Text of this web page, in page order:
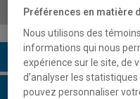
Description du cours
Horaire - Été 2026
Préférences en matière
Nous utilisons des
informations qui nous
expérience sur le site, de
d’analyser les
pouvez personnaliser